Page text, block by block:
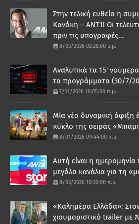
Στην τελική ευθεία η
Κανάκη – ΑΝΤ1! Οι
πριν τις υπογραφές...
8/03/2026 02:28:00 μ.μ.
Αναλυτικά τα 15'
τα προγράμματα (30/7/
7/31/2026 10:05:00 π.μ.
Μία νέα δυναμική άφιξη
κύκλο της σειράς
8/01/2026 09:44:00 π.μ.
Αυτή είναι η
μεγάλα κανάλια για τη
8/03/2026 10:30:00 π.μ.
«Καλημέρα Ελλάδα»:
χιουμοριστικό trailer με